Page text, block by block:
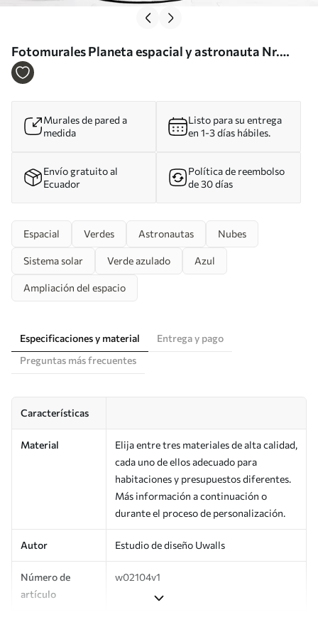
Fotomurales Planeta espacial y astronauta Nr.
w02104v1
Murales de pared a
medida
Listo para su entrega
en 1-3 días hábiles.
Envío gratuito al
Ecuador
Política de reembolso
de 30 días
Espacial Verdes Astronautas Nubes
Sistema solar Verde azulado Azul
Ampliación del espacio
Especificaciones y material
Entrega y pago
Preguntas más frecuentes
Características
Material
Elija entre tres materiales de alta calidad,
cada uno de ellos adecuado para
habitaciones y presupuestos diferentes.
Más información a continuación o
durante el proceso de personalización.
Autor Estudio de diseño Uwalls
Número de
artículo
w02104v1